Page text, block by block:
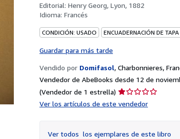
Editorial: Henry Georg, Lyon, 1882
Idioma: Francés
CONDICIÓN: USADO ENCUADERNACIÓN DE
Guardar para más tarde
Vendido por Domifasol, Charbonnieres,
Vendedor de AbeBooks desde 12 de
(Vendedor de 1 estrella) Calificación
Ver los artículos de este vendedor
Ver todos los ejemplares de este libro